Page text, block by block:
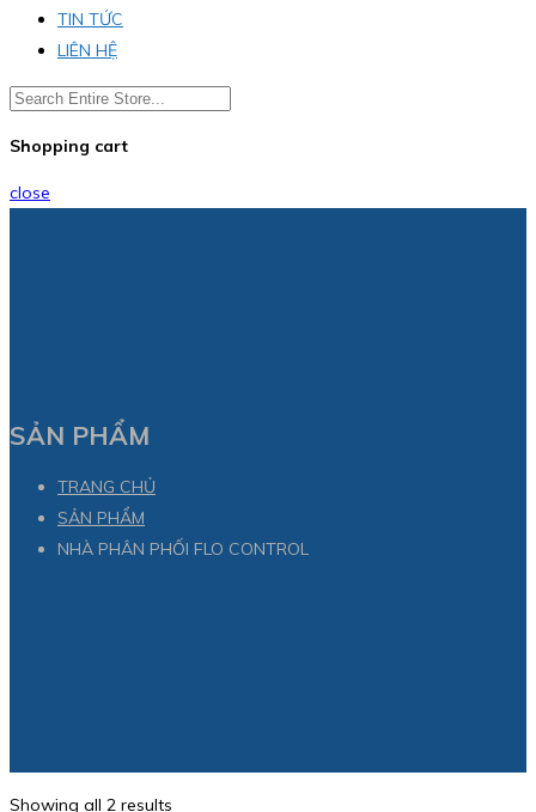
TIN TỨC
LIÊN HỆ
Shopping cart
close
SẢN PHẨM
TRANG CHỦ
SẢN PHẨM
NHÀ PHÂN PHỐI FLO CONTROL
Showing all 2 results